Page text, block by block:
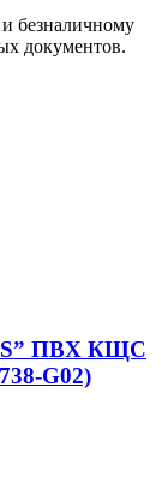
безналичному
документов.
ПВХ КЩС
G02)